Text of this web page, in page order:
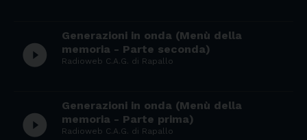
play_circle_filled
Generazioni in onda (Menù della
memoria - Parte seconda)
Radioweb C.A.G. di Rapallo
play_circle_filled
Generazioni in onda (Menù della
memoria - Parte prima)
Radioweb C.A.G. di Rapallo